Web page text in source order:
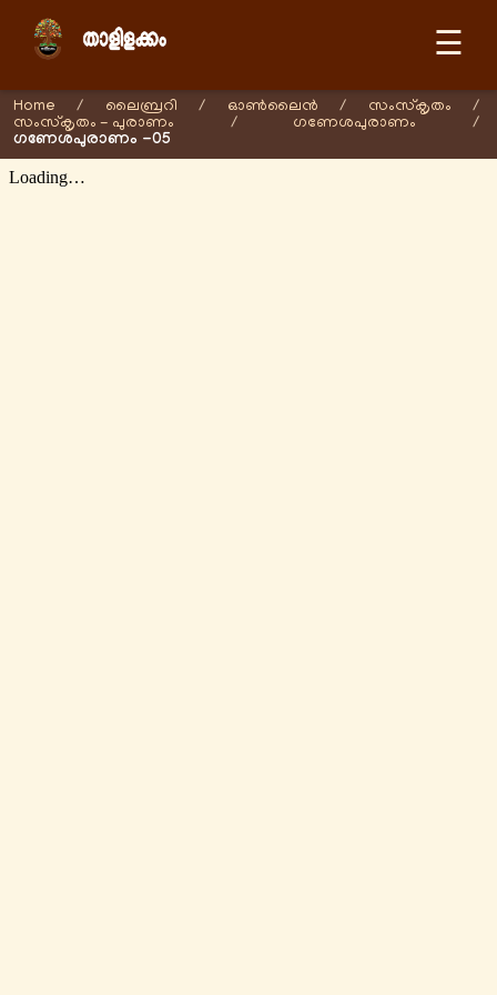
☰
Home / ലൈബ്രറി / ഓണ്‍ലൈന്‍ / സംസ്കൃതം
/
സംസ്കൃതം - പുരാണം
/ ഗണേശപുരാണം /
ഗണേശപുരാണം -05